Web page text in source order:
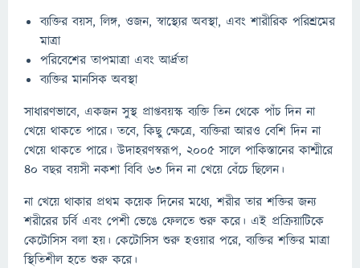
ব্যক্তির বয়স, লিঙ্গ, ওজন, স্বাস্থ্যের অবস্থা, এবং শারীরিক পরিশ্রমের
মাত্রা
পরিবেশের তাপমাত্রা এবং আর্দ্রতা
ব্যক্তির মানসিক অবস্থা
সাধারণভাবে, একজন সুস্থ প্রাপ্তবয়স্ক ব্যক্তি তিন থেকে পাঁচ দিন না
খেয়ে থাকতে পারে। তবে, কিছু ক্ষেত্রে, ব্যক্তিরা আরও বেশি দিন না
খেয়ে থাকতে পারে। উদাহরণস্বরূপ, ২০০৫ সালে পাকিস্তানের কাশ্মীরে
৪০ বছর বয়সী নকশা বিবি ৬৩ দিন না খেয়ে বেঁচে ছিলেন।
না খেয়ে থাকার প্রথম কয়েক দিনের মধ্যে, শরীর তার শক্তির জন্য
শরীরের চর্বি এবং পেশী ভেঙে ফেলতে শুরু করে। এই প্রক্রিয়াটিকে
কেটোসিস বলা হয়। কেটোসিস শুরু হওয়ার পরে, ব্যক্তির শক্তির মাত্রা
স্থিতিশীল হতে শুরু করে।